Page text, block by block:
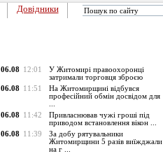
Довідники
06.08 12:01
У Житомирі правоохоронці
затримали торговця зброєю
06.08 11:51
На Житомирщині відбувся
професійний обмін досвідом для
06.08 11:42
Привласнював чужі гроші під
приводом встановлення вікон ...
06.08 11:39
За добу рятувальники
Житомирщини 5 разів виїжджали
на г ...